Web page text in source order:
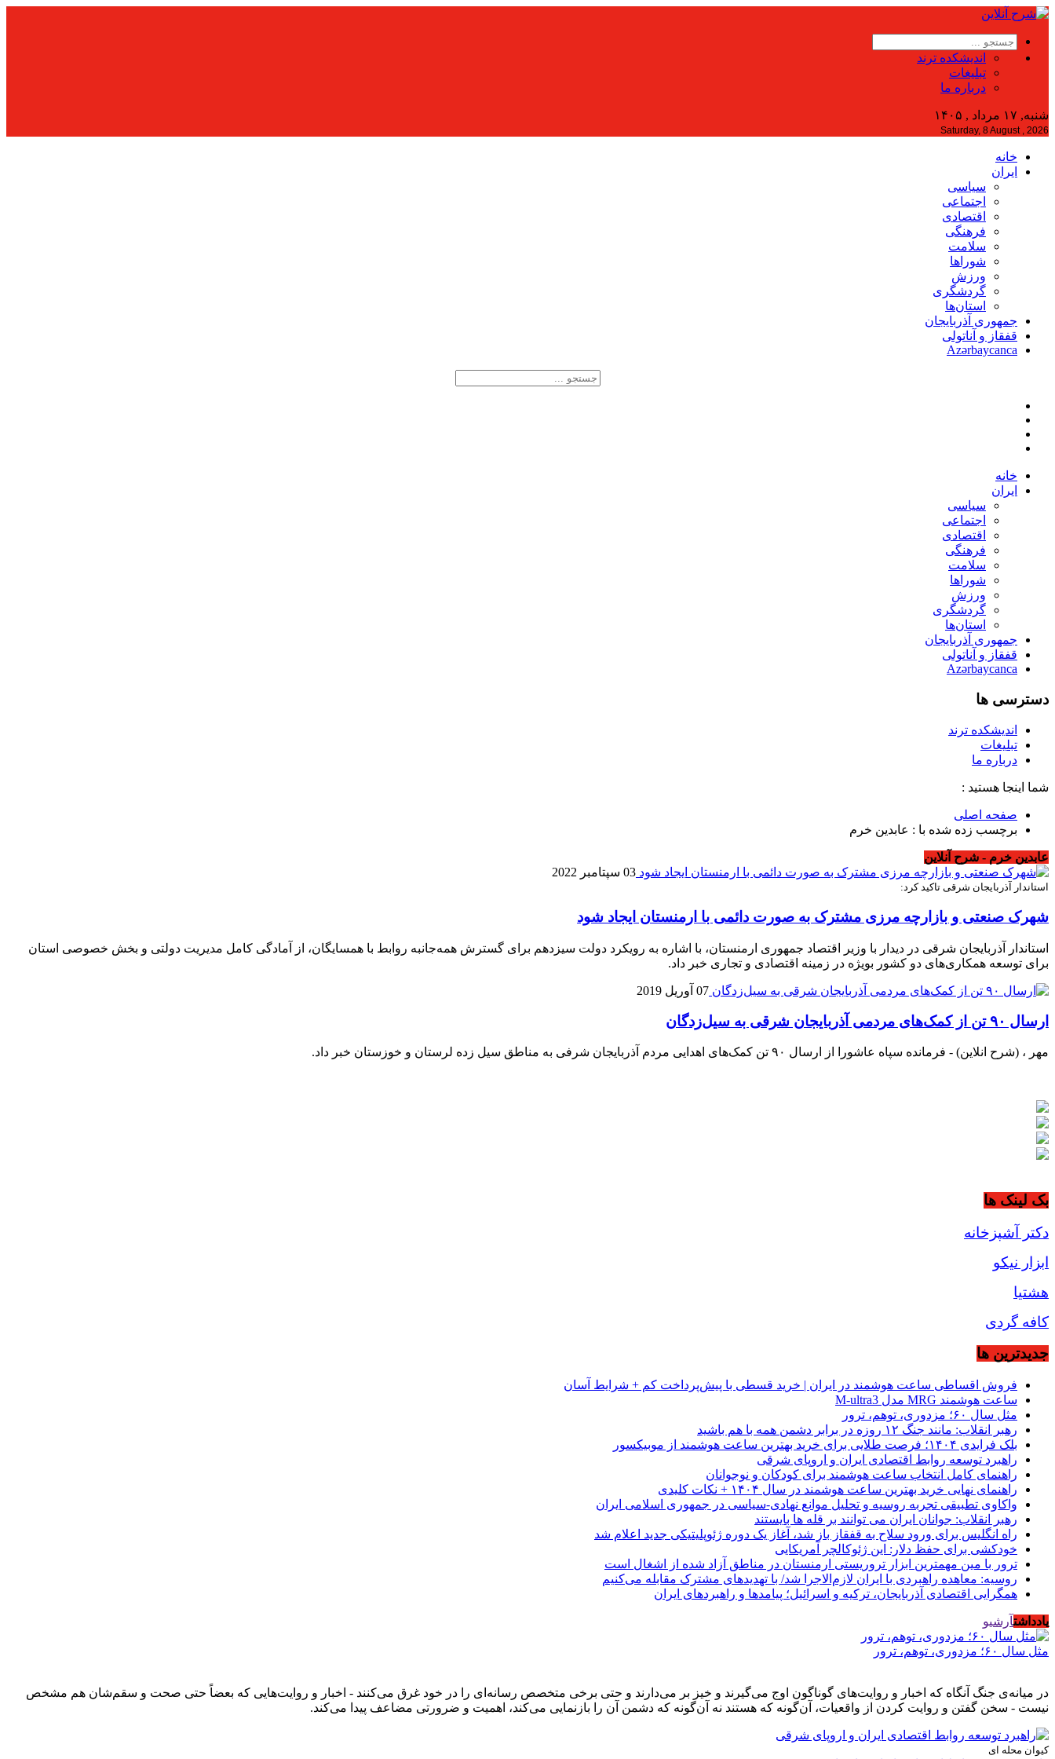
اندیشکده ترند
تبلیغات
درباره ما
شنبه, ۱۷ مرداد , ۱۴۰۵
Saturday, 8 August , 2026
خانه
ایران
سیاسی
اجتماعی
اقتصادی
فرهنگی
سلامت
شوراها
ورزش
گردشگری
استان‌ها
جمهوری آذربایجان
قفقاز و آناتولی
Azərbaycanca
خانه
ایران
سیاسی
اجتماعی
اقتصادی
فرهنگی
سلامت
شوراها
ورزش
گردشگری
استان‌ها
جمهوری آذربایجان
قفقاز و آناتولی
Azərbaycanca
دسترسی ها
اندیشکده ترند
تبلیغات
درباره ما
شما اینجا هستید :
صفحه اصلی
برچسب زده شده با : عابدین خرم
عابدین خرم - شرح آنلاین
03 سپتامبر 2022
استاندار آذربایجان شرقی تاکید کرد:
شهرک صنعتی و بازارچه مرزی مشترک به صورت دائمی با ارمنستان ایجاد شود
استاندار آذربایجان شرقی در دیدار با وزیر اقتصاد جمهوری ارمنستان، با اشاره به رویکرد دولت سیزدهم برای گسترش همه‌جانبه روابط با همسایگان، از آمادگی کامل مدیریت دولتی و بخش خصوصی استان
برای توسعه همکاری‌های دو کشور بویژه در زمینه اقتصادی و تجاری خبر داد.
07 آوریل 2019
ارسال ۹۰ تن از کمک‌های مردمی آذربایجان شرقی به سیل‌زدگان
مهر ، (شرح انلاین) - فرمانده سپاه عاشورا از ارسال ۹۰ تن کمک‌های اهدایی مردم آذربایجان شرفی به مناطق سیل زده لرستان و خوزستان خبر داد.
بک لینک ها
دکتر آشپزخانه
ابزار نیکو
هشتیا
کافه گردی
جديدترين ها
فروش اقساطی ساعت هوشمند در ایران | خرید قسطی با پیش‌پرداخت کم + شرایط آسان
ساعت هوشمند MRG مدل M-ultra3
مثل سال ۶۰؛ مزدوری، توهم، ترور
رهبر انقلاب: مانند جنگ ۱۲ روزه در برابر دشمن همه با هم باشید
بلک فرایدی ۱۴۰۴؛ فرصت طلایی برای خرید بهترین ساعت هوشمند از موبیکسور
راهبرد توسعه روابط اقتصادی ایران و اروپای شرقی
راهنمای کامل انتخاب ساعت هوشمند برای کودکان و نوجوانان
راهنمای نهایی خرید بهترین ساعت هوشمند در سال ۱۴۰۴ + نکات کلیدی
واکاوی تطبیقی تجربه روسیه و تحلیل موانع نهادی-سیاسی در جمهوری اسلامی ایران
رهبر انقلاب: جوانان ایران می توانند بر قله ها بایستند
راه انگلیس برای ورود سلاح به قفقاز باز شد، آغاز یک دوره ژئوپلیتیکی جدید اعلام شد
خودکشی برای حفظ دلار: این ژئوکالچر آمریکایی
ترور با مین مهمترین ابزار تروریستی ارمنستان در مناطق آزاد شده از اشغال است
روسیه: معاهده راهبردی با ایران لازم‌الاجرا شد/ با تهدیدهای مشترک مقابله می‌کنیم
همگرایی اقتصادی آذربایجان، ترکیه و اسرائیل؛ پیامدها و راهبردهای ایران
یادداشتآرشیو
مثل سال ۶۰؛ مزدوری، توهم، ترور
در میانه‌ی جنگ آنگاه که اخبار و روایت‌های گوناگون اوج می‌گیرند و خیز بر می‌دارند و حتی برخی متخصص رسانه‌ای را در خود غرق می‌کنند - اخبار و روایت‌هایی که بعضاً حتی صحت و سقم‌شان هم مشخص
نیست - سخن گفتن و روایت کردن از واقعیات، آن‌گونه که هستند نه آن‌گونه که دشمن آن را بازنمایی می‌کند، اهمیت و ضرورتی مضاعف پیدا می‌کند.
کیوان محله ای